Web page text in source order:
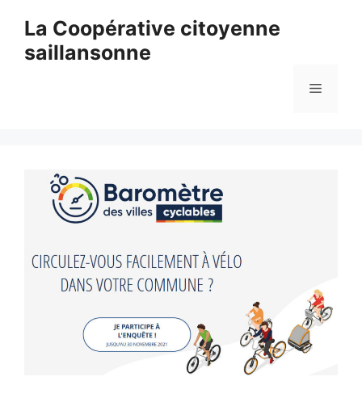
contenu
La Coopérative citoyenne
saillansonne
Menu